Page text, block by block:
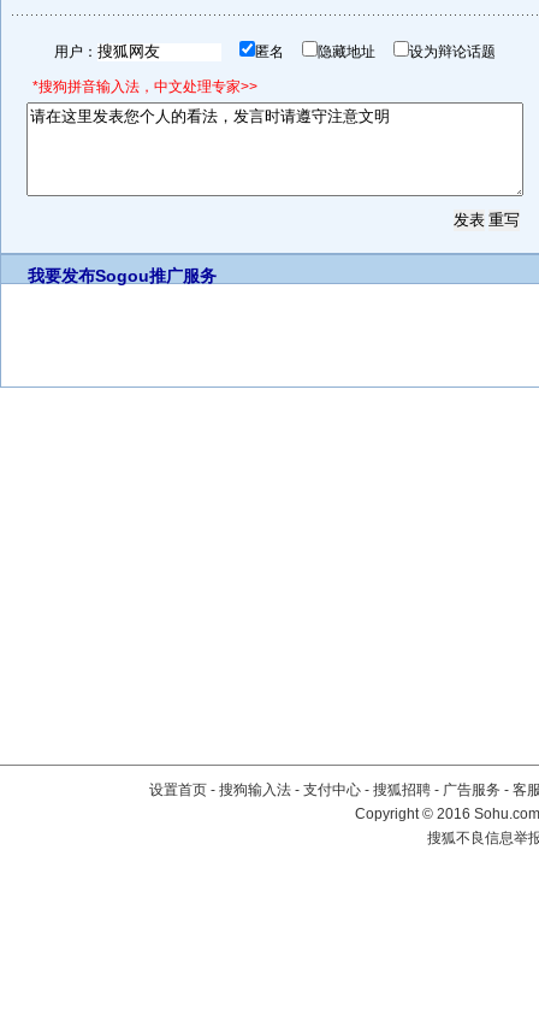
用户： 匿名 隐藏地址 设为辩论话题
*搜狗拼音输入法，中文处理专家>>
我要发布Sogou推广服务
设置首页 - 搜狗输入法 - 支付中心 - 搜狐招聘 - 广告服务 - 客
Copyright©2016
搜狐不良信息举